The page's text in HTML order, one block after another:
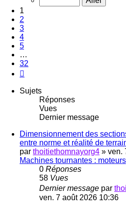
32
1
2
3
4
5
…
32
Sujets
Réponses
Vues
Dernier message
Dimensionnement des
entre norme et réalité de
par thoitiethomnayorg4 » ven.
Machines tournantes :
0 Réponses
58 Vues
Dernier message par
ven. 7 août 2026 10:36